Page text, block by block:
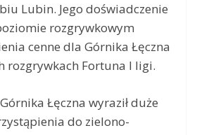
Lubin. Jego doświadczenie
rozgrywkowym
cenne dla Górnika Łęczna
rozgrywkach Fortuna I ligi.
Łęczna wyraził duże
do zielono-